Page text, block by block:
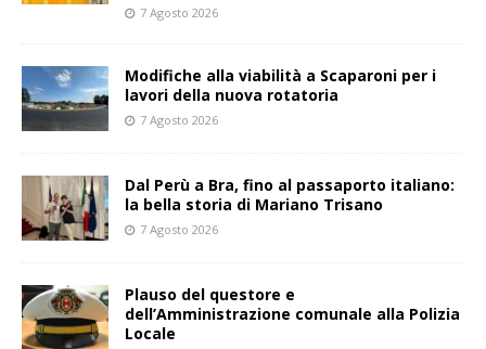
7 Agosto 2026
Modifiche alla viabilità a Scaparoni per i
lavori della nuova rotatoria
7 Agosto 2026
​Dal Perù a Bra, fino al passaporto italiano:
la bella storia di Mariano Trisano
7 Agosto 2026
Plauso del questore e
dell’Amministrazione comunale alla Polizia
Locale